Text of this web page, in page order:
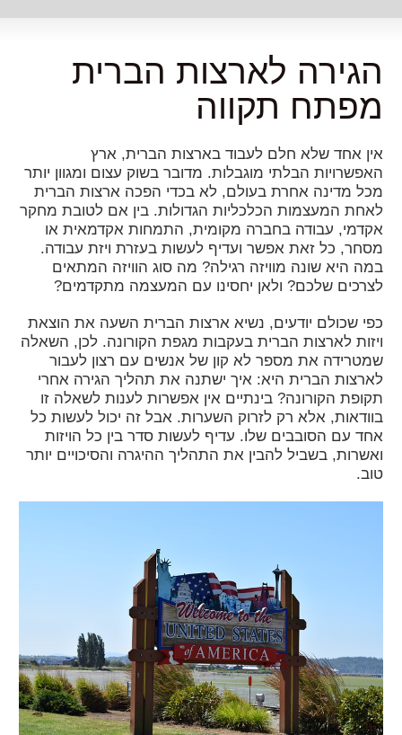
הגירה לארצות הברית
מפתח תקווה
אין אחד שלא חלם לעבוד בארצות הברית, ארץ
האפשרויות הבלתי מוגבלות. מדובר בשוק עצום ומגוון יותר
מכל מדינה אחרת בעולם, לא בכדי הפכה ארצות הברית
לאחת המעצמות הכלכליות הגדולות. בין אם לטובת מחקר
אקדמי, עבודה בחברה מקומית, התמחות אקדמאית או
מסחר, כל זאת אפשר ועדיף לעשות בעזרת ויזת עבודה.
במה היא שונה מוויזה רגילה? מה סוג הוויזה המתאים
לצרכים שלכם? ולאן יחסינו עם המעצמה מתקדמים?
כפי שכולם יודעים, נשיא ארצות הברית השעה את הוצאת
ויזות לארצות הברית בעקבות מגפת הקורונה. לכן, השאלה
שמטרידה את מספר לא קון של אנשים עם רצון לעבור
לארצות הברית היא: איך ישתנה את תהליך הגירה אחרי
תקופת הקורונה? בינתיים אין אפשרות לענות לשאלה זו
בוודאות, אלא רק לזרוק השערות. אבל זה יכול לעשות כל
אחד עם הסובבים שלו. עדיף לעשות סדר בין כל הויזות
ואשרות, בשביל להבין את התהליך ההיגרה והסיכויים יותר
טוב.